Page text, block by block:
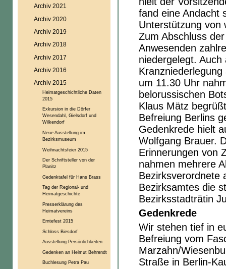
fand eine Andacht
Unterstützung von
Zum Abschluss
Anwesenden
niedergelegt.
um 11.30 Uhr
belorussischen
Klaus Mätz
Befreiung Berlins
Gedenkrede hielt
Wolfgang Brauer.
Erinnerungen von
nahmen mehrere
Bezirksverordnete
Bezirksamtes die
Bezirksstadträtin
Gedenkrede
Wir stehen tief in
Befreiung vom
Marzahn/
Straße in Berlin-
Archiv 2021
Archiv 2020
Archiv 2019
Archiv 2018
Archiv 2017
Archiv 2016
Archiv 2015
Heimatgeschichtliche Daten
2015
Exkursion in die Dörfer
Wesendahl, Gielsdorf und
Wilkendorf
Neue Ausstellung im
Bezirksmuseum
Weihnachtsfeier 2015
Der Schriftsteller von der
Planitz
Gedenktafel für Hans Brass
Tag der Regional- und
Heimatgeschichte
Presserklärung des
Heimatvereins
Erntefest 2015
Schloss Biesdorf
Ausstellung Persönlichkeiten
Gedenken an Helmut Behrendt
Buchlesung Petra Pau